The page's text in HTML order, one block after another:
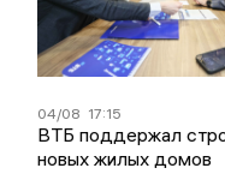
04/08 17:15
ВТБ поддержал
новых жилых домов